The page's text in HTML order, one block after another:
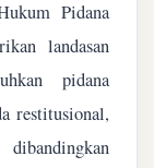
Pidana
landasan
pidana
restitusional,